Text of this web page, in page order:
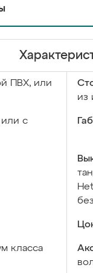
ПВХ, или
из
с
класса